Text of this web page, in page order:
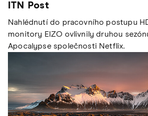
ITN Post
Nahlédnutí do pracovního postupu
monitory EIZO ovlivnily druhou
Apocalypse společnosti Netflix.